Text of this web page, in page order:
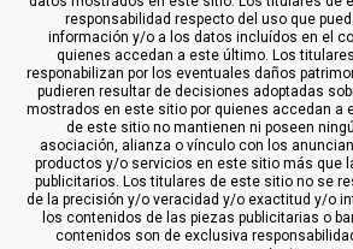
responsabilidad respecto del uso que
información y/o a los datos incluídos en el
quienes accedan a este último. Los
responabilizan por los eventuales daños
pudieren resultar de decisiones adoptadas
mostrados en este sitio por quienes accedan a
de este sitio no mantienen ni poseen
asociación, alianza o vínculo con los
productos y/o servicios en este sitio más que
publicitarios. Los titulares de este sitio no se
de la precisión y/o veracidad y/o exactitud y/o
los contenidos de las piezas publicitarias o
contenidos son de exclusiva